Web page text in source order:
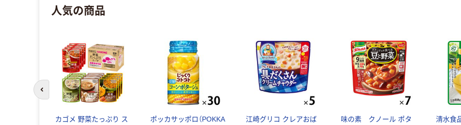
人気の商品
カゴメ 野菜たっぷり ス
ポッカサッポロ（POKKA
江崎グリコ クレアおば
味の素 クノール ポタ
清水食
前のスライドへ